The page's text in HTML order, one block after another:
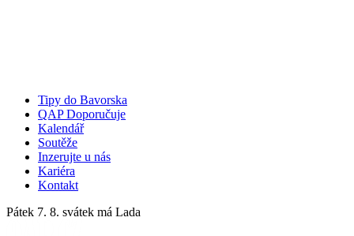
Tipy do Bavorska
QAP Doporučuje
Kalendář
Soutěže
Inzerujte u nás
Kariéra
Kontakt
Pátek 7. 8. svátek má Lada